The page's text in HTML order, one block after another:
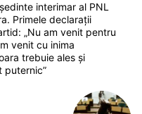
interimar al PNL
Primele declarații
„Nu am venit pentru
venit cu inima
trebuie ales și
puternic”